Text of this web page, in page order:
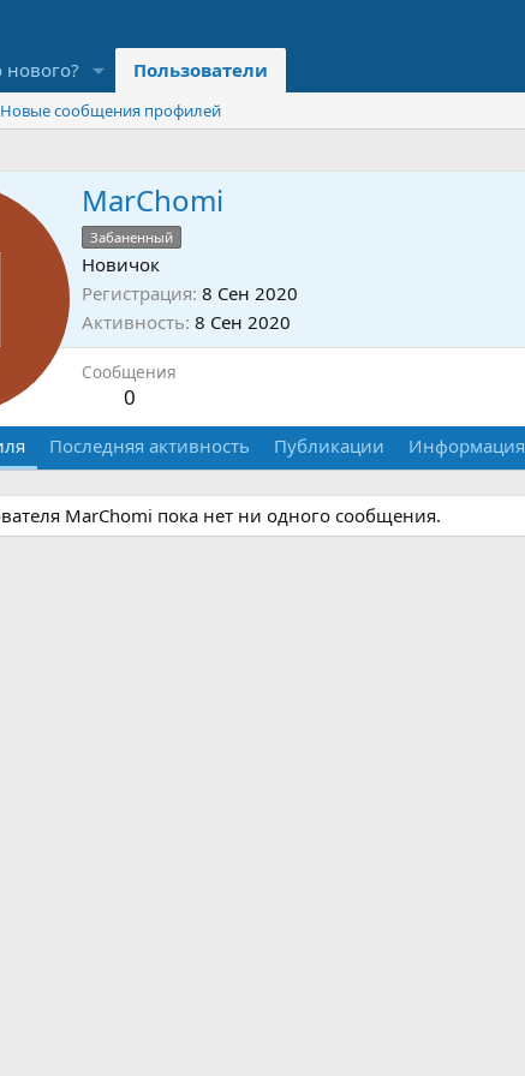
нового? Пользователи
Новые сообщения профилей
MarChomi
Забаненный
Новичок
Регистрация 8 Сен 2020
Активность 8 Сен 2020
Сообщения
0
Последняя активность Публикации Информация
MarChomi пока нет ни одного сообщения.